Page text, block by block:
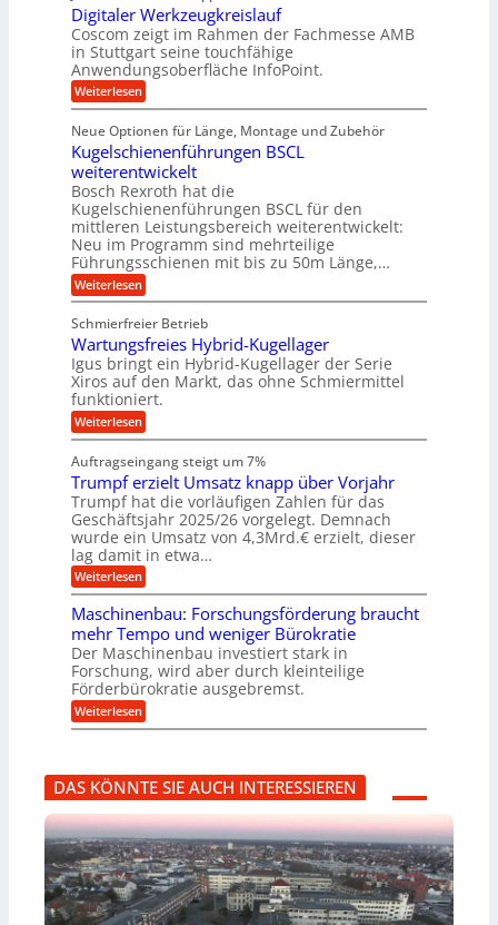
e
b
e
f
ü
r
r
a
u
e
U
m
g
e
b
u
n
g
e
n
a
g
s
e
i
n
g
a
n
g
i
c
h
t
i
g
e
a
l
s
M
a
s
c
h
i
n
e
n
t
r
i
e
b
e
f
r
p
r
ä
z
i
s
e
H
u
b
e
w
e
g
u
n
g
e
z
i
s
i
o
n
f
r
A
u
t
o
m
o
t
i
v
e
n
d
M
a
s
c
h
i
e
n
b
a
u
Digitaler Werkzeugkreislauf
Coscom zeigt im Rahmen der Fachmesse AMB
in Stuttgart seine touchfähige
Anwendungsoberfläche InfoPoint.
Weiterlesen:
D
g
i
t
a
l
e
r
W
e
r
k
z
e
u
g
k
r
e
i
s
a
u
f
Neue Optionen für Länge, Montage und Zubehör
Kugelschienenführungen BSCL
weiterentwickelt
Bosch Rexroth hat die
Kugelschienenführungen BSCL für den
mittleren Leistungsbereich weiterentwickelt:
Neu im Programm sind mehrteilige
Führungsschienen mit bis zu 50m Länge,…
Weiterlesen:
K
g
e
l
s
c
h
i
e
e
n
f
ü
h
r
u
n
g
e
n
B
S
C
L
w
e
i
r
e
n
t
w
i
c
k
e
Schmierfreier Betrieb
Wartungsfreies Hybrid-Kugellager
Igus bringt ein Hybrid-Kugellager der Serie
Xiros auf den Markt, das ohne Schmiermittel
funktioniert.
Weiterlesen:
W
r
t
u
n
g
s
r
e
i
e
s
H
y
b
r
i
d
u
g
e
l
l
a
g
e
r
Auftragseingang steigt um 7%
Trumpf erzielt Umsatz knapp über Vorjahr
Trumpf hat die vorläufigen Zahlen für das
Geschäftsjahr 2025/26 vorgelegt. Demnach
wurde ein Umsatz von 4,3Mrd.€ erzielt, dieser
lag damit in etwa…
Weiterlesen:
T
u
m
p
f
e
r
z
i
t
U
s
a
t
z
k
n
a
Maschinenbau: Forschungsförderung braucht
mehr Tempo und weniger Bürokratie
Der Maschinenbau investiert stark in
Forschung, wird aber durch kleinteilige
Förderbürokratie ausgebremst.
Weiterlesen:
M
c
h
i
n
e
n
b
a
u
:
DAS KÖNNTE SIE AUCH INTERESSIEREN